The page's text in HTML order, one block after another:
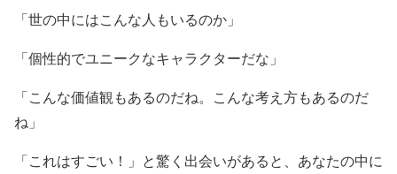
「世の中にはこんな人もいるのか」
「個性的でユニークなキャラクターだな」
「こんな価値観もあるのだね。こんな考え方もあるのだ
ね」
「これはすごい！」と驚く出会いがあると、あなたの中に